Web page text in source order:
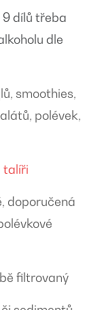
dílů třeba
dle
smoothies,
polévek,
talíři
doporučená
filtrovaný